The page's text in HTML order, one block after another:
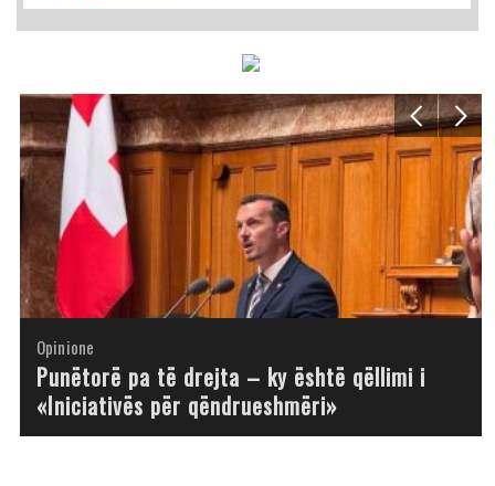
Opinione
Opinione
Punëtorë pa të drejta – ky është qëllimi i
«Iniciativës për qëndrueshmëri»
Opinione
Opinione
Opinione
Opinione
Opinione
Opinione